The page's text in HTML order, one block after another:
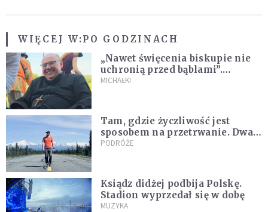
WIĘCEJ W:PO GODZINACH
„Nawet święcenia biskupie nie
uchronią przed bąblami”.
Archidiecezja pokazała
MICHAŁKI
Tam, gdzie życzliwość jest
sposobem na przetrwanie. Dwa
tygodnie na Alasce [REPORTAŻ]
PODRÓŻE
Ksiądz didżej podbija Polskę.
Stadion wyprzedał się w dobę
MUZYKA